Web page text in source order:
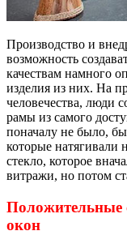
Производство и
возможность
качествам намного
изделия из них. На
человечества, люди
рамы из самого
поначалу не было,
которые натягивали
стекло, которое
витражи, но потом
Положительные
окон